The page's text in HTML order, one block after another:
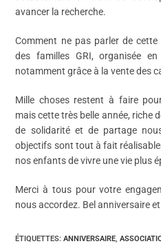
avancer la recherche.
Comment ne pas parler de
des familles GRI, organisée
notamment grâce à la vente des
Mille choses restent à faire
mais cette très belle année, riche
de solidarité et de partage
objectifs sont tout à fait
nos enfants de vivre une vie plus
Merci à tous pour votre
nous accordez. Bel anniversaire
ÉTIQUETTES:ANNIVERSAIRE,